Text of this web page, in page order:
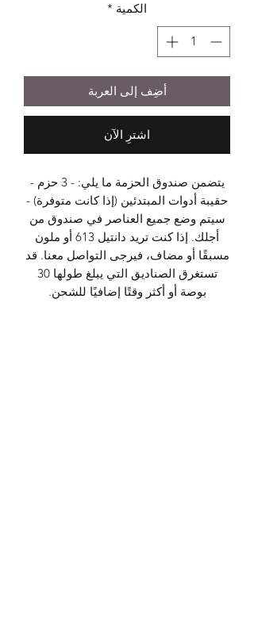
الكمية *
أضِف إلى العربة
اشترِ الآن
يتضمن صندوق الحزمة ما يلي: - 3 حزم -
حقيبة أدوات المبتدئين (إذا كانت متوفرة) -
سيتم وضع جميع العناصر في صندوق من
أجلك. إذا كنت تريد دانتيل 613 أو ملون
مسبقًا أو مضاف، فيرجى التواصل معنا. قد
تستغرق الصناديق التي يبلغ طولها 30
بوصة أو أكثر وقتًا إضافيًا للشحن.